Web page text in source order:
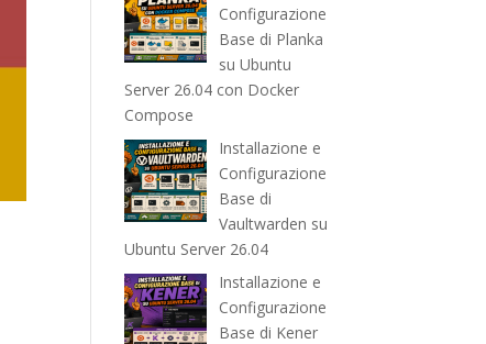
Configurazione
Base di Planka
su Ubuntu
Server 26.04 con Docker
Compose
Installazione e
Configurazione
Base di
Vaultwarden su
Ubuntu Server 26.04
Installazione e
Configurazione
Base di Kener